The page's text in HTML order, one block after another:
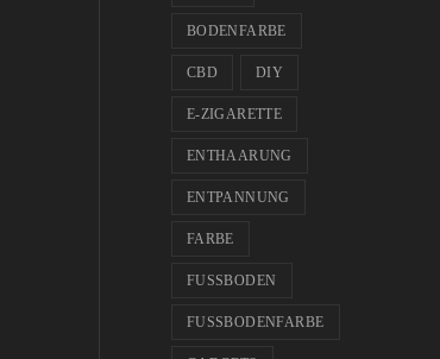
BODENFARBE
CBD DIY
E-ZIGARETTE
ENTHAARUNG
ENTPANNUNG
FARBE
FUSSBODEN
FUSSBODENFARBE